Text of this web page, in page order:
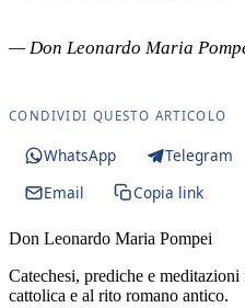
— Don Leonardo Maria
CONDIVIDI QUESTO ARTICOLO
WhatsApp Telegram
Email
Copia link
Don Leonardo Maria Pompei
Catechesi, prediche e
cattolica e al rito romano antico.